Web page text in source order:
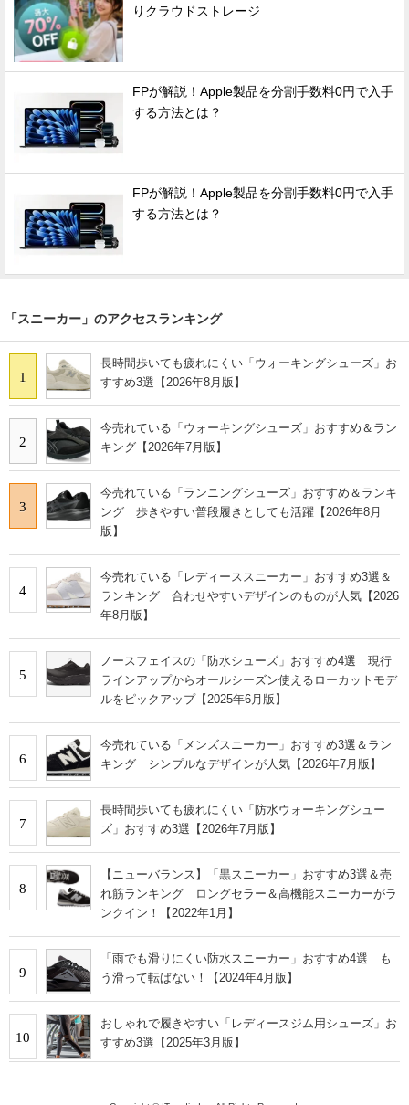
りクラウドストレージ
FPが解説！Apple製品を分割手数料0円で入手
する方法とは？
FPが解説！Apple製品を分割手数料0円で入手
する方法とは？
「スニーカー」のアクセスランキング
1
長時間歩いても疲れにくい「ウォーキングシューズ」お
すすめ3選【2026年8月版】
2
今売れている「ウォーキングシューズ」おすすめ＆ラン
キング【2026年7月版】
3
今売れている「ランニングシューズ」おすすめ＆ランキ
ング 歩きやすい普段履きとしても活躍【2026年8月
版】
4
今売れている「レディーススニーカー」おすすめ3選＆
ランキング 合わせやすいデザインのものが人気【2026
年8月版】
5
ノースフェイスの「防水シューズ」おすすめ4選 現行
ラインアップからオールシーズン使えるローカットモデ
ルをピックアップ【2025年6月版】
6
今売れている「メンズスニーカー」おすすめ3選＆ラン
キング シンプルなデザインが人気【2026年7月版】
7
長時間歩いても疲れにくい「防水ウォーキングシュー
ズ」おすすめ3選【2026年7月版】
8
【ニューバランス】「黒スニーカー」おすすめ3選＆売
れ筋ランキング ロングセラー＆高機能スニーカーがラ
ンクイン！【2022年1月】
9
「雨でも滑りにくい防水スニーカー」おすすめ4選 も
う滑って転ばない！【2024年4月版】
10
おしゃれで履きやすい「レディースジム用シューズ」お
すすめ3選【2025年3月版】